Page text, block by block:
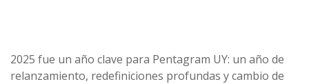
2025 fue un año clave para Pentagram UY: un año de
relanzamiento, redefiniciones profundas y cambio de